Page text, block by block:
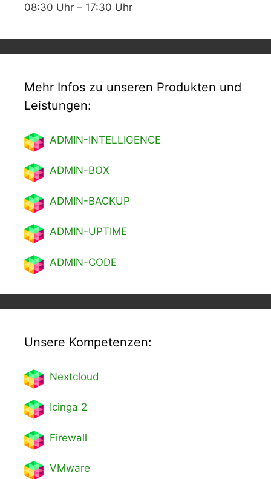
08:30 Uhr – 17:30 Uhr
Mehr Infos zu unseren Produkten und
Leistungen:
ADMIN-INTELLIGENCE
ADMIN-BOX
ADMIN-BACKUP
ADMIN-UPTIME
ADMIN-CODE
Unsere Kompetenzen:
Nextcloud
Icinga 2
Firewall
VMware